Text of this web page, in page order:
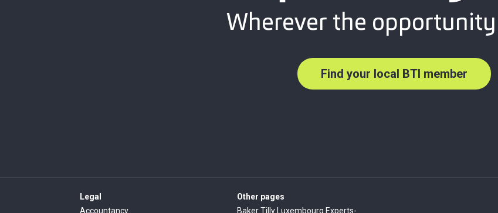
Wherever the
Find your local BTI member
Legal
Accountancy
Other pages
Baker Tilly Luxembourg Experts-